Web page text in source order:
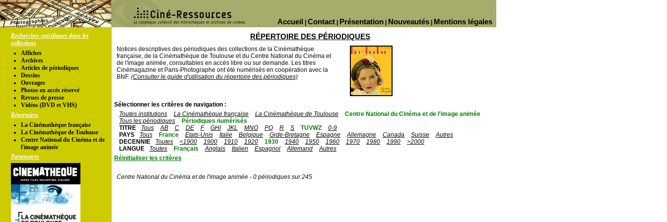
Mentions légales
Nouveautés
Présentation
Contact
Accueil
Recherches spécifiques dans les
collections
Affiches
Archives
Articles de périodiques
Dessins
Ouvrages
Photos en accés réservé
Revues de presse
Vidéos (DVD et VHS)
Répertoires
La Cinémathèque française
La Cinémathèque de Toulouse
Centre National du Cinéma et de
l'image animée
Partenaires
RÉPERTOIRE DES PÉRIODIQUES
Notices descriptives des périodiques des collections de la Cinémathèque
française, de la Cinémathèque de Toulouse et du Centre National du Cinéma et
de l'image animée, consultables en accès libre ou sur demande. Les titres
Cinémagazine et Paris-Photographe ont été numérisés en coopération avec la
BNF. (Consulter le guide d'utilisation du répertoire des périodiques)
Sélectionner les critères de navigation :
Toutes institutions
La Cinémathèque française La Cinémathèque de Toulouse
Centre National du Cinéma et de l'image animée
Tous les périodiques
Périodiques numérisés
TITRE
Tous AB C DE F GHI JKL MNO PQ R S TUVWZ
0-9
PAYS
Tous France Etats-Unis Italie Belgique Grde-Bretagne Espagne Allemagne Canada Suisse
Autres
DECENNIE
Toutes <1900 1900 1910 1920 1930 1940 1950 1960 1970 1980 1990
>2000
LANGUE
Toutes Français Anglais Italien Espagnol Allemand
Autres
Réinitialiser les critères
Centre National du Cinéma et de l'image animée - 0 périodiques sur 245